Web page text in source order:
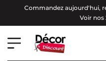
Commandez aujourd'hui,
Voir nos